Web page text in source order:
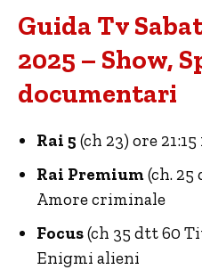
Guida Tv
2025 – Show,
documentari
Rai 5 (ch 23) ore 21:15
Rai Premium(ch. 25
Amore criminale
Focus(ch 35 dtt 60
Enigmi alieni